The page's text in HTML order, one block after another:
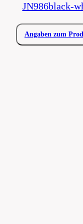
JN986black-
Angaben zum